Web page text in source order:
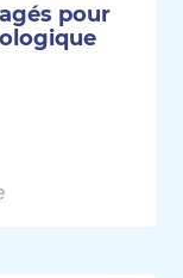
pour